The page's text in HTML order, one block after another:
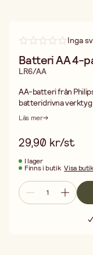
Inga
Batteri AA 4-
LR6/AA
AA-batteri från
batteridrivna
laddning upp till 10 år.
Läs mer
29,90 kr/st
I lager
Finns i butik Visa